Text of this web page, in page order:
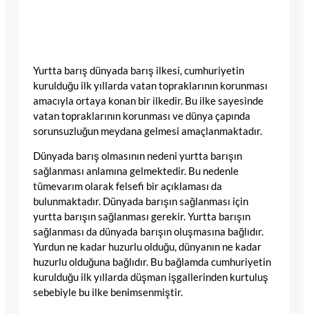
Yurtta barış dünyada barış ilkesi, cumhuriyetin
kurulduğu ilk yıllarda vatan topraklarının korunması
amacıyla ortaya konan bir ilkedir. Bu ilke sayesinde
vatan topraklarının korunması ve dünya çapında
sorunsuzluğun meydana gelmesi amaçlanmaktadır.
Dünyada barış olmasının nedeni yurtta barışın
sağlanması anlamına gelmektedir. Bu nedenle
tümevarım olarak felsefi bir açıklaması da
bulunmaktadır. Dünyada barışın sağlanması için
yurtta barışın sağlanması gerekir. Yurtta barışın
sağlanması da dünyada barışın oluşmasına bağlıdır.
Yurdun ne kadar huzurlu olduğu, dünyanın ne kadar
huzurlu olduğuna bağlıdır. Bu bağlamda cumhuriyetin
kurulduğu ilk yıllarda düşman işgallerinden kurtuluş
sebebiyle bu ilke benimsenmiştir.